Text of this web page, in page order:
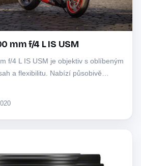
mm f/4 L IS USM
f/4 L IS USM je objektiv s oblíbeným
a flexibilitu. Nabízí působivě